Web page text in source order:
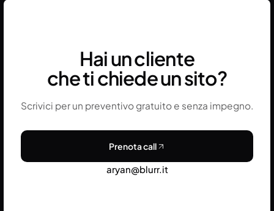
Hai un cliente
che ti chiede un sito?
Scrivici per un preventivo gratuito e senza impegno.
Prenota call
aryan@blurr.it